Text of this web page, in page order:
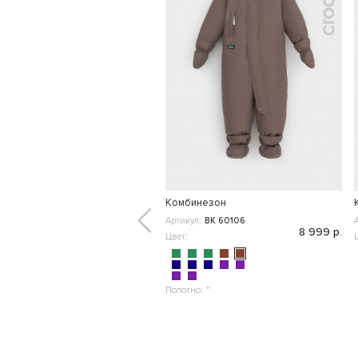
Комбинезон
Артикул: ВК 60106
Цвет:
Полотно: "
8 999 р.